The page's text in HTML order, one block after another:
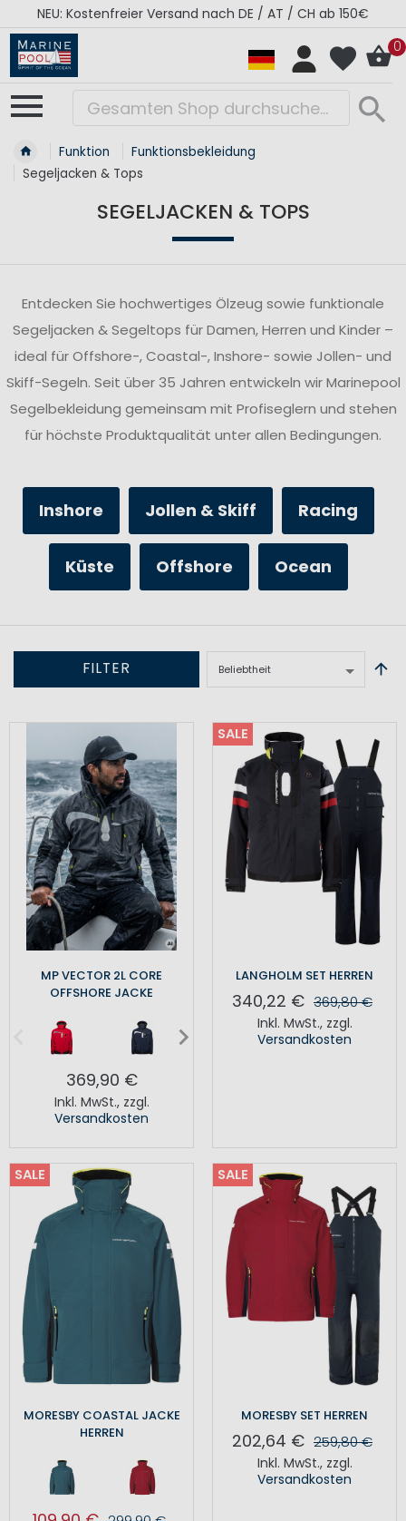
RÉGATES ROYALES Kollektion - Super Sale
0
Funktion
Funktionsbekleidung
Segeljacken & Tops
SEGELJACKEN & TOPS
Entdecken Sie hochwertiges Ölzeug sowie funktionale
Segeljacken & Segeltops für Damen, Herren und Kinder –
ideal für Offshore-, Coastal-, Inshore- sowie Jollen- und
Skiff-Segeln. Seit über 35 Jahren entwickeln wir Marinepool
Segelbekleidung gemeinsam mit Profiseglern und stehen
für höchste Produktqualität unter allen Bedingungen.
Inshore Jollen & Skiff Racing
Küste Offshore Ocean
FILTER
MP VECTOR 2L CORE
OFFSHORE JACKE
369,90 €
Inkl. MwSt., zzgl.
Versandkosten
SALE
LANGHOLM SET HERREN
340,22 € 369,80 €
Inkl. MwSt., zzgl.
Versandkosten
SALE
MORESBY COASTAL JACKE
HERREN
SALE
MORESBY SET HERREN
202,64 € 259,80 €
Inkl. MwSt., zzgl.
Versandkosten